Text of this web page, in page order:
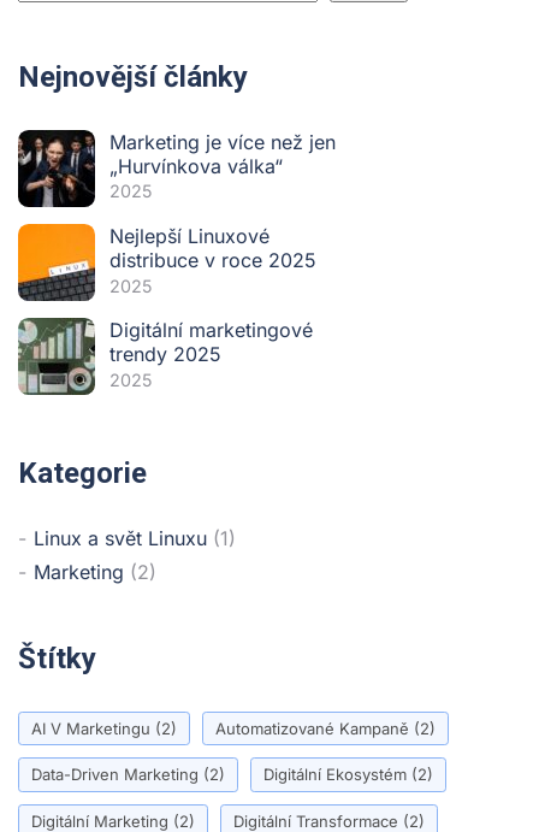
Nejnovější články
Marketing je více než jen
„Hurvínkova válka“
2025
Nejlepší Linuxové
distribuce v roce 2025
2025
Digitální marketingové
trendy 2025
2025
Kategorie
Linux a svět Linuxu (1)
Marketing (2)
Štítky
AI V Marketingu (2) Automatizované Kampaně (2)
Data-Driven Marketing (2) Digitální Ekosystém (2)
Digitální Marketing (2) Digitální Transformace (2)